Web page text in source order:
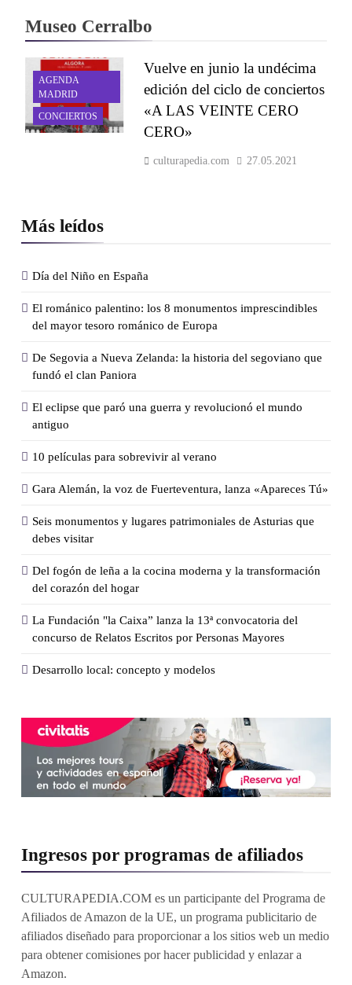
Más leídos
Día del Niño en España
El románico palentino: los 8 monumentos imprescindibles
del mayor tesoro románico de Europa
De Segovia a Nueva Zelanda: la historia del segoviano que
fundó el clan Paniora
El eclipse que paró una guerra y revolucionó el mundo
antiguo
10 películas para sobrevivir al verano
Gara Alemán, la voz de Fuerteventura, lanza «Apareces Tú»
Seis monumentos y lugares patrimoniales de Asturias que
debes visitar
Del fogón de leña a la cocina moderna y la transformación
del corazón del hogar
La Fundación "la Caixa” lanza la 13ª convocatoria del
concurso de Relatos Escritos por Personas Mayores
Desarrollo local: concepto y modelos
Museo Cerralbo
AGENDA
MADRID
CONCIERTOS
Vuelve en junio la undécima
edición del ciclo de conciertos
«A LAS VEINTE CERO
CERO»
culturapedia.com 27.05.2021
Ingresos por programas de afiliados
CULTURAPEDIA.COM es un participante del Programa de
Afiliados de Amazon de la UE, un programa publicitario de
afiliados diseñado para proporcionar a los sitios web un medio
para obtener comisiones por hacer publicidad y enlazar a
Amazon.